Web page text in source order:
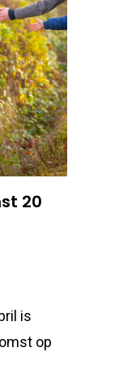
20
is
op